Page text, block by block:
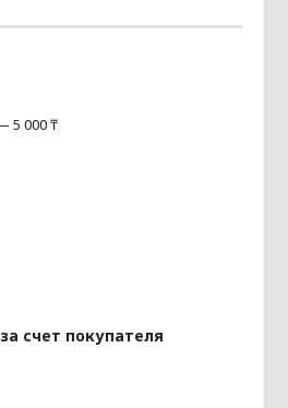
5 000 ₸
за счет покупателя